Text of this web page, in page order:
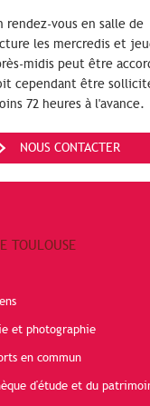
rendez-vous en salle de
les mercredis et
midis peut être
cependant être
72 heures à l'avance.
NOUS CONTACTER
TOULOUSE
et photographie
en commun
d'étude et du